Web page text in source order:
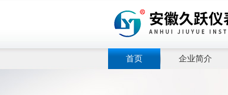
首页 企业简介